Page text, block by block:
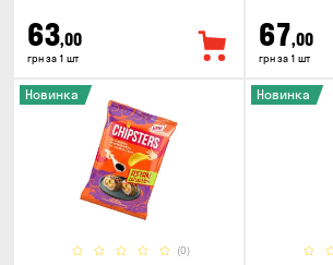
63,00
грн за 1 шт
67,00
грн за 1 шт
(0)
Новинка Новинка